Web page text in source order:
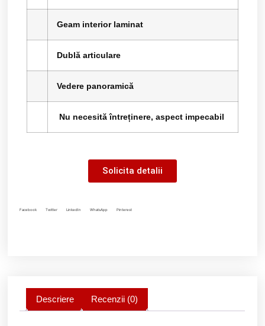
Geam interior laminat
Dublă articulare
Vedere panoramică
Nu necesită întreținere, aspect impecabil
Solicita detalii
Facebook Twitter LinkedIn WhatsApp Pinterest
Descriere Recenzii (0)